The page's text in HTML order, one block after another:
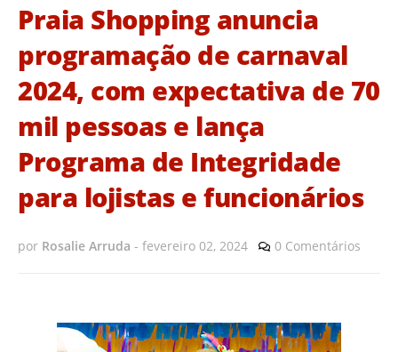
Praia Shopping anuncia
programação de carnaval
2024, com expectativa de 70
mil pessoas e lança
Programa de Integridade
para lojistas e funcionários
por Rosalie Arruda - fevereiro 02, 2024 0 Comentários